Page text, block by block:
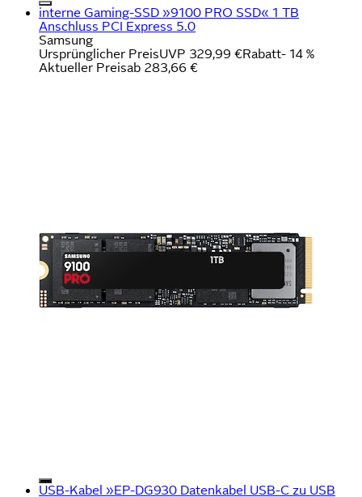
interne Gaming-SSD »9100 PRO SSD« 1 TB
Anschluss PCI Express 5.0
Samsung
Ursprünglicher PreisUVP 329,99 €Rabatt- 14 %
Aktueller Preisab 283,66 €
USB-Kabel »EP-DG930 Datenkabel USB-C zu USB